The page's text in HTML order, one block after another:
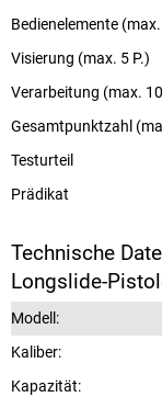
Bedienelemente (max.
Visierung (max. 5 P.)
Verarbeitung (max.
Gesamtpunktzahl
Testurteil
Prädikat
Technische
Longslide-
Modell:
Kaliber:
Kapazität: